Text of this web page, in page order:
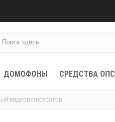
ДОМОФОНЫ СРЕДСТВА ОПС
видеорегистратор